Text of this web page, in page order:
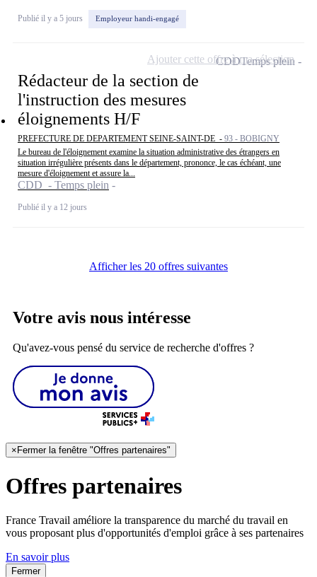
Publié il y a 5 jours Employeur handi-engagé
Rédacteur de la section de
l'instruction des mesures
éloignements H/F
PREFECTURE DE DEPARTEMENT SEINE-SAINT-DE - 93 - BOBIGNY
Le bureau de l'éloignement examine la situation administrative des étrangers en
situation irrégulière présents dans le département, prononce, le cas échéant, une
mesure d'éloignement et assure la...
CDD - Temps plein
Publié il y a 12 jours
CDDTemps plein
Ajouter cette offre à ma sélection
Afficher les 20 offres suivantes
Votre avis nous intéresse
Qu'avez-vous pensé du service de recherche d'offres ?
× Fermer la fenêtre "Offres partenaires"
Offres partenaires
France Travail améliore la transparence du marché du travail en
vous proposant plus d'opportunités d'emploi grâce à ses partenaires
En savoir plus
Fermer